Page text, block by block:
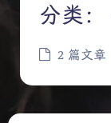
分类：
2 篇文章